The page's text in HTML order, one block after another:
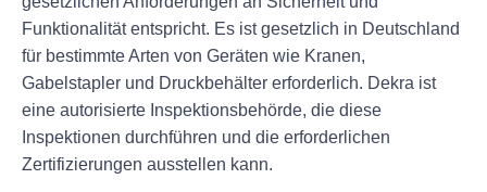
Funktionalität entspricht. Es ist gesetzlich in Deutschland
für bestimmte Arten von Geräten wie Kranen,
Gabelstapler und Druckbehälter erforderlich. Dekra ist
eine autorisierte Inspektionsbehörde, die diese
Inspektionen durchführen und die erforderlichen
Zertifizierungen ausstellen kann.